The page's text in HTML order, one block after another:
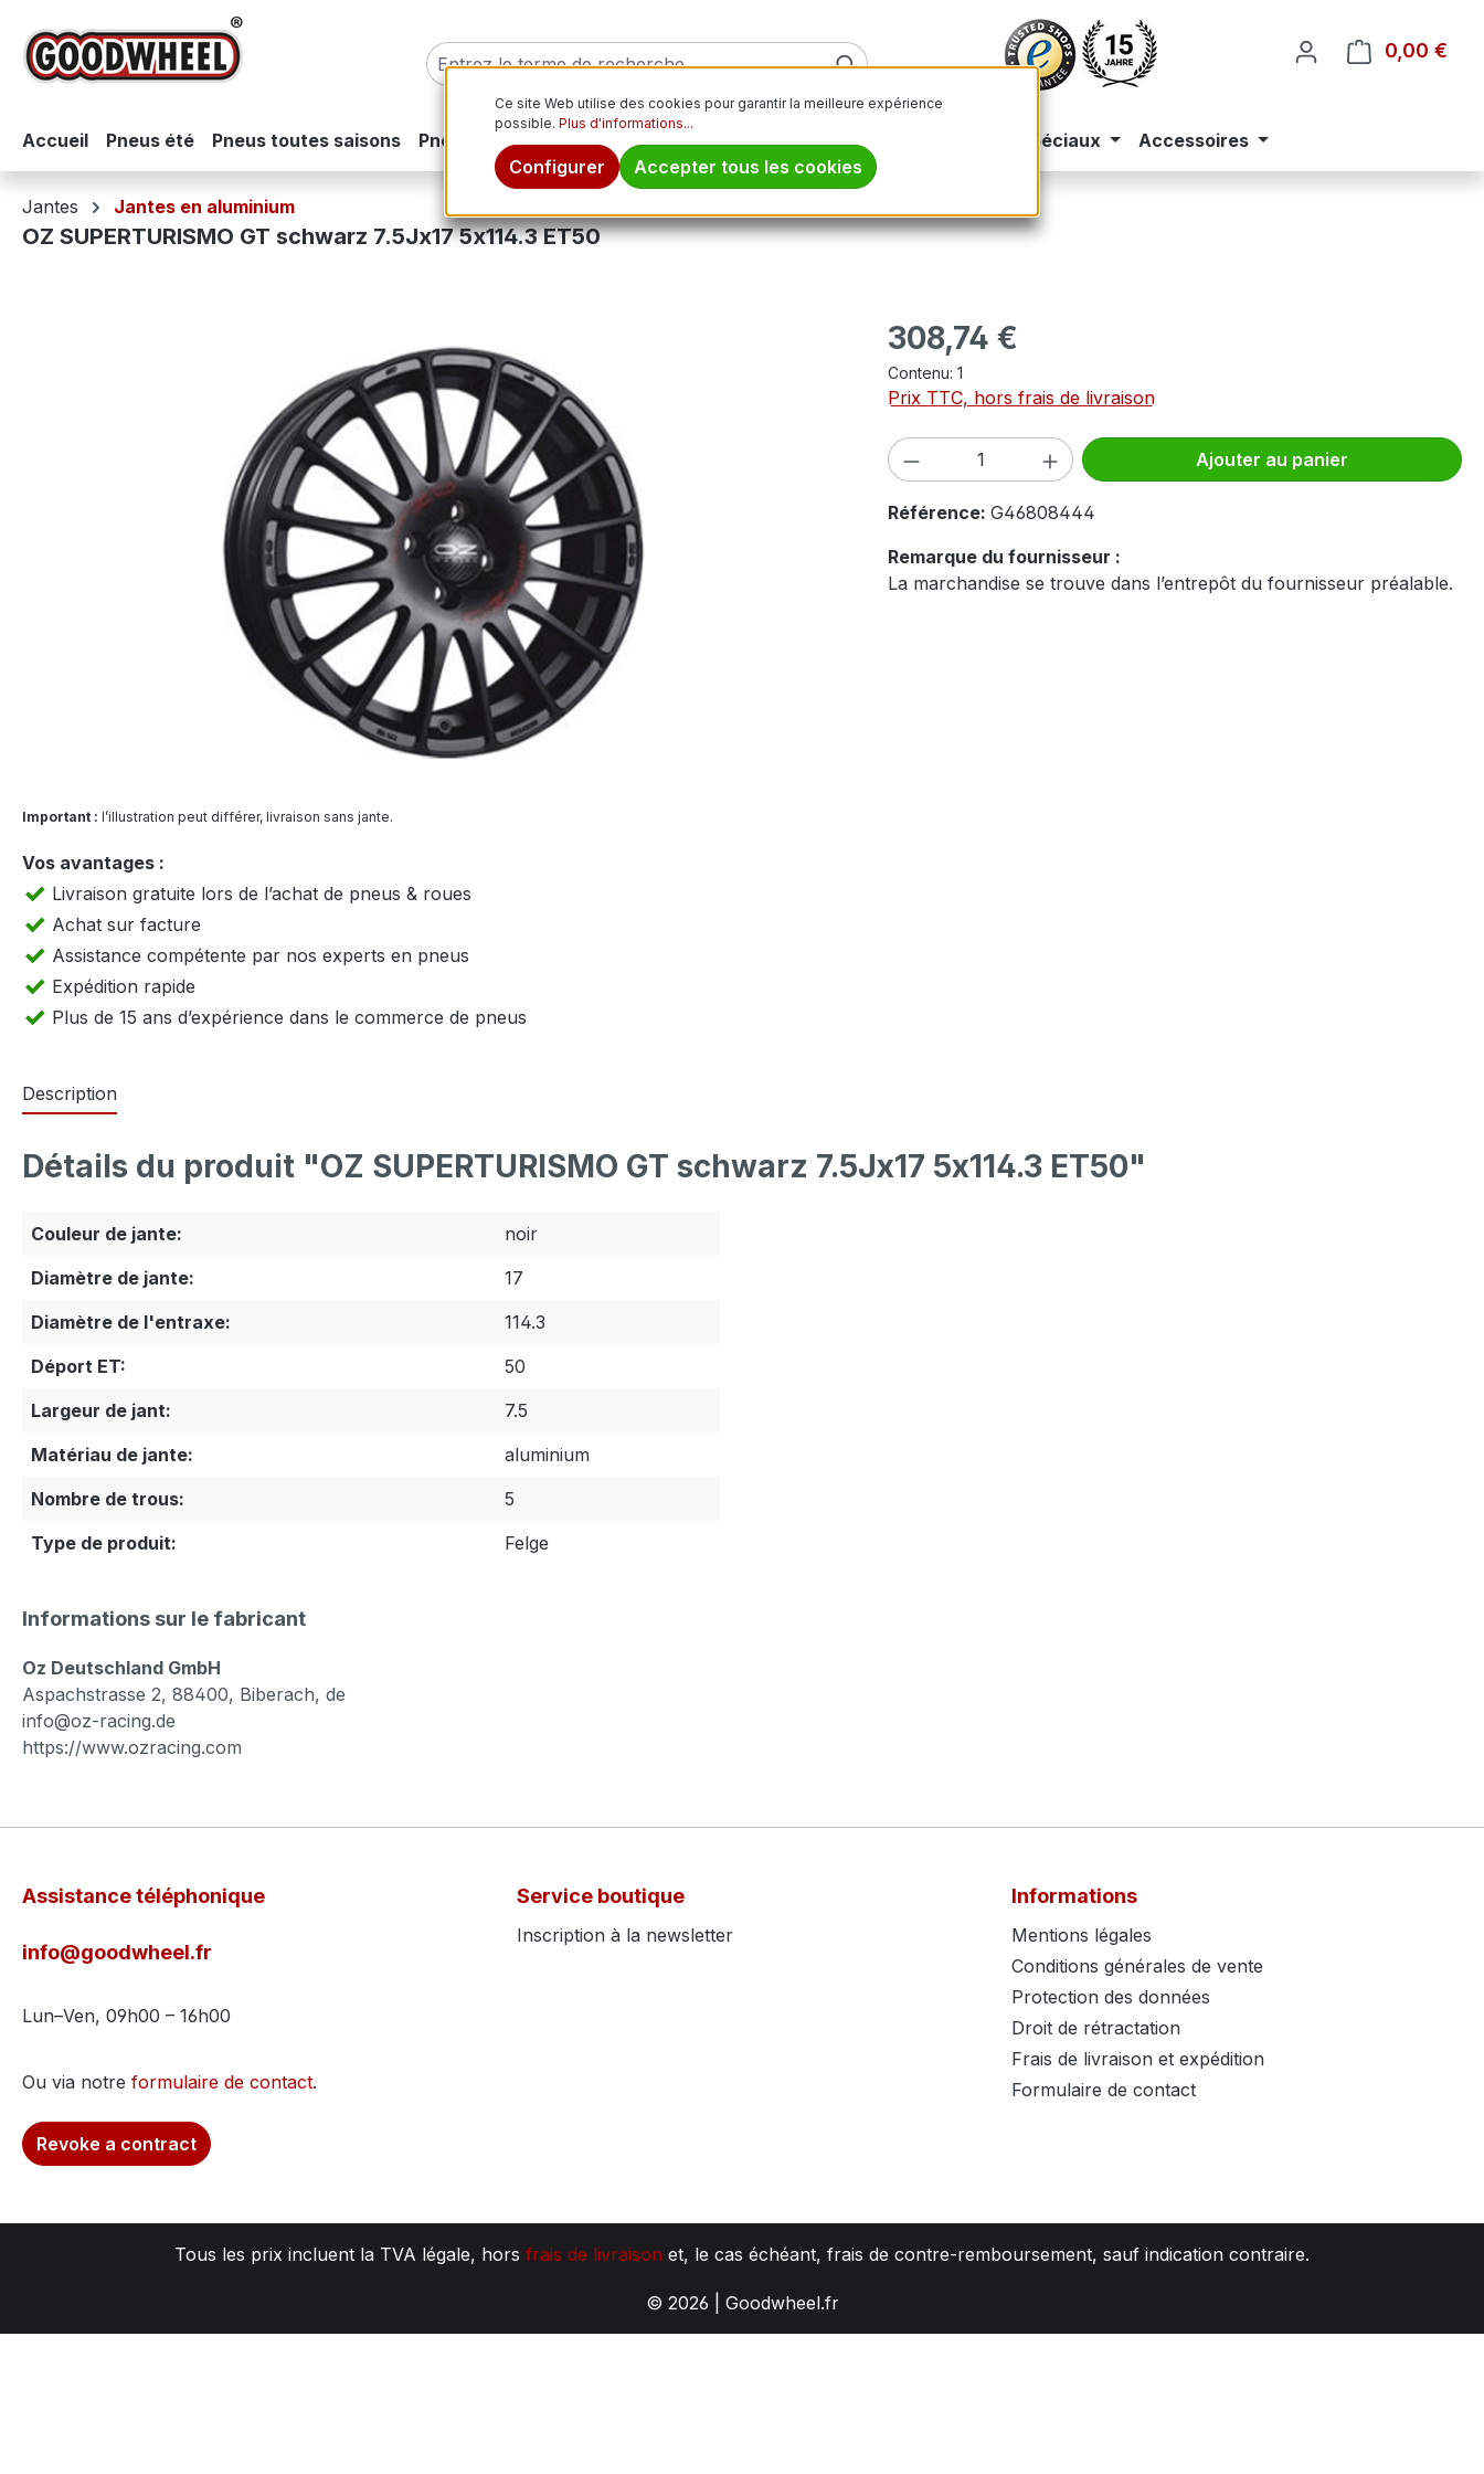
au contenu principal
Passer à la recherche
Passer à la navigation principale
0,00 €
Accueil Pneus été Pneus toutes saisons Pneus hiver Pneus moto Jantes Pneus tout-terrain Pneus spéciaux Accessoires
Jantes Jantes en aluminium
OZ SUPERTURISMO GT schwarz 7.5Jx17 5x114.3 ET50
Important : l’illustration peut différer, livraison sans jante.
Vos avantages :
Livraison gratuite lors de l’achat de pneus & roues
Achat sur facture
Assistance compétente par nos experts en pneus
Expédition rapide
Plus de 15 ans d’expérience dans le commerce de pneus
Prix régulier :
308,74 €
Contenu: 1
Prix TTC, hors frais de livraison
Quantité de produit : Entrez la quantité
Ajouter au panier
Référence: G46808444
Remarque du fournisseur :
La marchandise se trouve dans l’entrepôt du fournisseur préalable.
Description
Détails du produit "OZ SUPERTURISMO GT schwarz 7.5Jx17 5x114.3 ET50"
Couleur de jante:
noir
Diamètre de jante:
17
Diamètre de l'entraxe:
114.3
Déport ET:
50
Largeur de jant:
7.5
Matériau de jante:
aluminium
Nombre de trous:
5
Type de produit:
Felge
Informations sur le fabricant
Oz Deutschland GmbH
Aspachstrasse 2, 88400, Biberach, de
info@oz-racing.de
https://www.ozracing.com
Assistance téléphonique
info@goodwheel.fr
Lun–Ven, 09h00 – 16h00
Ou via notre formulaire de contact.
Revoke a contract
Service boutique
Inscription à la newsletter
Informations
Mentions légales
Conditions générales de vente
Protection des données
Droit de rétractation
Frais de livraison et expédition
Formulaire de contact
Tous les prix incluent la TVA légale, hors frais de livraison et, le cas échéant, frais de contre-remboursement, sauf indication contraire.
© 2026 | Goodwheel.fr
Ce site Web utilise des cookies pour garantir la meilleure expérience
possible.Plus d'informations...
Configurer Accepter tous les cookies